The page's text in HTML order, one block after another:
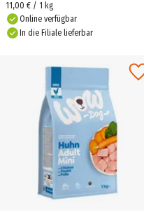
11,00 € / 1 kg
Online verfügbar
In die Filiale lieferbar